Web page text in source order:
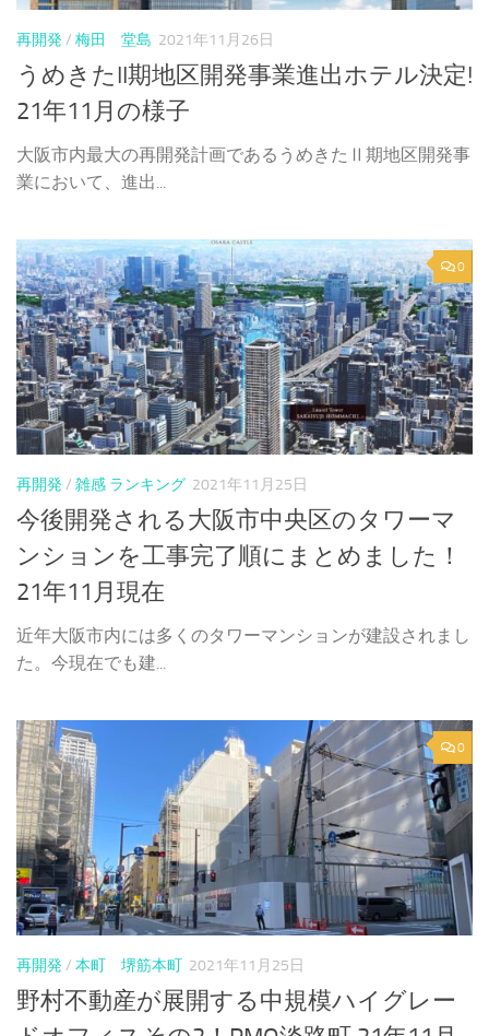
再開発 / 梅田 堂島 2021年11月26日
うめきたII期地区開発事業進出ホテル決定!
21年11月の様子
大阪市内最大の再開発計画であるうめきたⅡ期地区開発事
業において、進出...
0
再開発 / 雑感 ランキング 2021年11月25日
今後開発される大阪市中央区のタワーマ
ンションを工事完了順にまとめました！
21年11月現在
近年大阪市内には多くのタワーマンションが建設されまし
た。今現在でも建...
0
再開発 / 本町 堺筋本町 2021年11月25日
野村不動産が展開する中規模ハイグレー